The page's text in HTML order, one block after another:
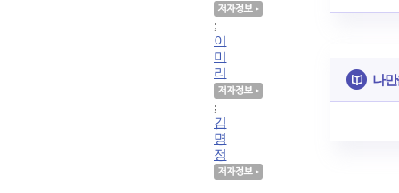
;
이
미
리
;
김
명
정
나